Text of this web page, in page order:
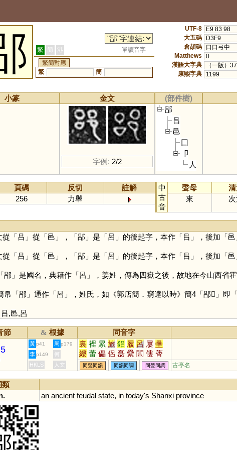
繁 簡 港
單讀音字
繁簡對應
繁
簡
UTF-8
E9 83 98
大五碼
D3F9
倉頡碼
口口弓中
Matthews
0
漢語大字典
（一版）
康熙字典
1199
小篆 金文
字例: 2/2
(部件樹)
郘
吕
邑
囗
卩
人
頁碼 反切
註解
256 力舉
中
古
音
聲母
來
從「吕 」從「邑 」，「郘」是「呂 」的後起字，本作「吕 」，後加「邑
從「吕 」從「邑 」，「郘」是「呂 」的後起字，本作「吕 」，後加「邑
郘」是國名，典籍作「呂 」，姜姓，傳為四嶽之後，故地在今山西省
「郘」通作「呂 」，姓氏，如《郭店簡．窮達以時》簡4「郘𡔞」即
吕,邑,呂
節 & 根據 同音字
5
黃 p41 周 p179 裏 裡 累 旅 鋁 履 呂 屢 壘
縷 蕾 儡 侶 磊 纍 閭 僂 膂
褸 漯 耒 儽 穭 誄 蜼 儢 癗
謱 櫐 藟 灅 蠝 鸓 櫑 礨 礌
挔 頛 祣 絽 讄 鑸 絫 梠 磥
李 p149
何
HKLS
人文 同聲同韻 同韻同調 同聲同調 古亭名
類
an ancient feudal state, in today's Shanxi province